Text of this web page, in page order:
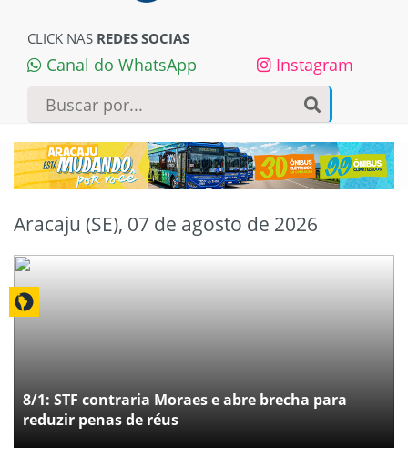
CLICK NAS REDES SOCIAS
Canal do WhatsApp Instagram
Aracaju (SE), 07 de agosto de 2026
8/1: STF contraria Moraes e abre brecha para
reduzir penas de réus